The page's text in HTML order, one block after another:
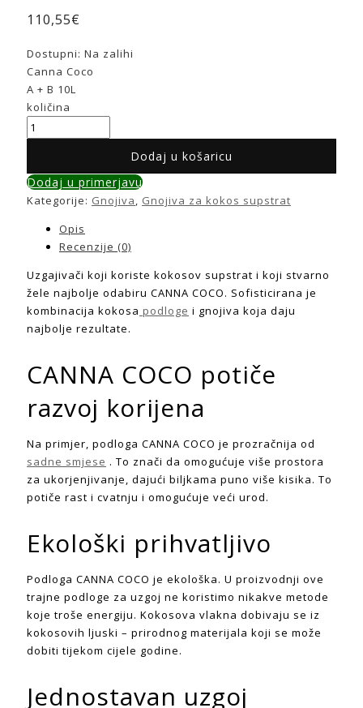
110,55€
Dostupni: Na zalihi
Canna Coco
A + B 10L
količina
Dodaj u košaricu
Dodaj u primerjavu
Kategorije: Gnojiva, Gnojiva za kokos supstrat
Opis
Recenzije (0)
Uzgajivači koji koriste kokosov supstrat i koji stvarno
žele najbolje odabiru CANNA COCO. Sofisticirana je
kombinacija kokosa podloge i gnojiva koja daju
najbolje rezultate.
CANNA COCO potiče
razvoj korijena
Na primjer, podloga CANNA COCO je prozračnija od
sadne smjese . To znači da omogućuje više prostora
za ukorjenjivanje, dajući biljkama puno više kisika. To
potiče rast i cvatnju i omogućuje veći urod.
Ekološki prihvatljivo
Podloga CANNA COCO je ekološka. U proizvodnji ove
trajne podloge za uzgoj ne koristimo nikakve metode
koje troše energiju. Kokosova vlakna dobivaju se iz
kokosovih ljuski – prirodnog materijala koji se može
dobiti tijekom cijele godine.
Jednostavan uzgoj